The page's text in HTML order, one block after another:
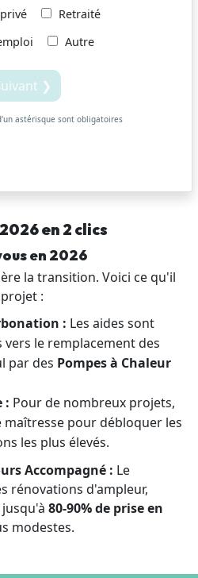
Retraité
Autre
❯
astérisque sont obligatoires
en 2 clics
en 2026
la transition. Voici ce qu'il
:
: Les aides sont
vers le remplacement des
par des Pompes à Chaleur
: Pour de nombreux projets,
maîtresse pour débloquer les
les plus élevés.
Accompagné : Le
rénovations d'ampleur,
80-90% de prise en
modestes.